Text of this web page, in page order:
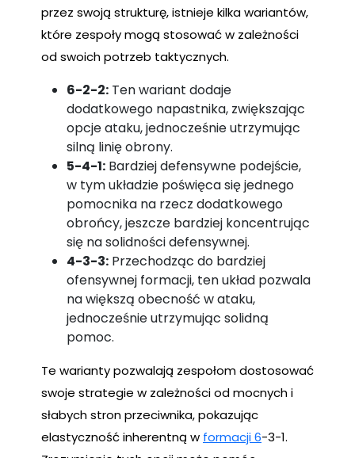
przez swoją strukturę, istnieje kilka wariantów,
które zespoły mogą stosować w zależności
od swoich potrzeb taktycznych.
6-2-2: Ten wariant dodaje
dodatkowego napastnika, zwiększając
opcje ataku, jednocześnie utrzymując
silną linię obrony.
5-4-1: Bardziej defensywne podejście,
w tym układzie poświęca się jednego
pomocnika na rzecz dodatkowego
obrońcy, jeszcze bardziej koncentrując
się na solidności defensywnej.
4-3-3: Przechodząc do bardziej
ofensywnej formacji, ten układ pozwala
na większą obecność w ataku,
jednocześnie utrzymując solidną
pomoc.
Te warianty pozwalają zespołom dostosować
swoje strategie w zależności od mocnych i
słabych stron przeciwnika, pokazując
elastyczność inherentną w formacji 6-3-1.